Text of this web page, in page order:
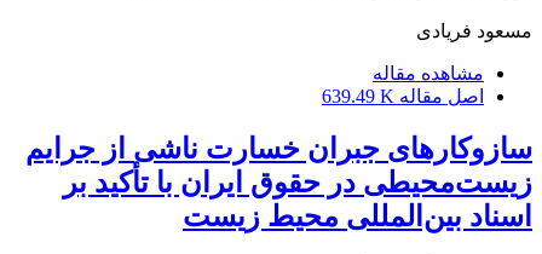
مسعود فریادی
مشاهده مقاله
اصل مقاله 639.49 K
سازوکارهای جبران خسارت ناشی از جرایم
زیست‌محیطی در حقوق ایران با تأکید بر
اسناد بین‌المللی محیط زیست